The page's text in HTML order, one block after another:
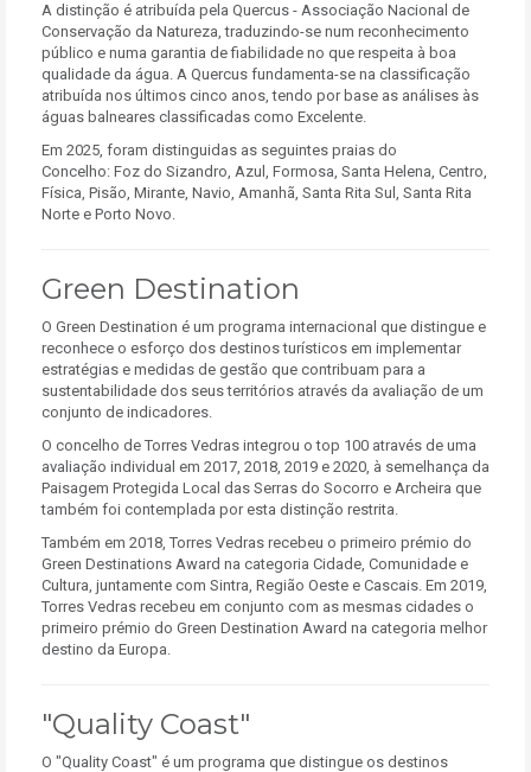
A distinção é atribuída pela Quercus - Associação Nacional de
Conservação da Natureza, traduzindo-se num reconhecimento
público e numa garantia de fiabilidade no que respeita à boa
qualidade da água. A Quercus fundamenta-se na classificação
atribuída nos últimos cinco anos, tendo por base as análises às
águas balneares classificadas como Excelente.
Em 2025, foram distinguidas as seguintes praias do
Concelho: Foz do Sizandro, Azul, Formosa, Santa Helena, Centro,
Física, Pisão, Mirante, Navio, Amanhã, Santa Rita Sul, Santa Rita
Norte e Porto Novo.
Green Destination
O Green Destination é um programa internacional que distingue e
reconhece o esforço dos destinos turísticos em implementar
estratégias e medidas de gestão que contribuam para a
sustentabilidade dos seus territórios através da avaliação de um
conjunto de indicadores.
O concelho de Torres Vedras integrou o top 100 através de uma
avaliação individual em 2017, 2018, 2019 e 2020, à semelhança da
Paisagem Protegida Local das Serras do Socorro e Archeira que
também foi contemplada por esta distinção restrita.
Também em 2018, Torres Vedras recebeu o primeiro prémio do
Green Destinations Award na categoria Cidade, Comunidade e
Cultura, juntamente com Sintra, Região Oeste e Cascais. Em 2019,
Torres Vedras recebeu em conjunto com as mesmas cidades o
primeiro prémio do Green Destination Award na categoria melhor
destino da Europa.
"Quality Coast"
O "Quality Coast" é um programa que distingue os destinos